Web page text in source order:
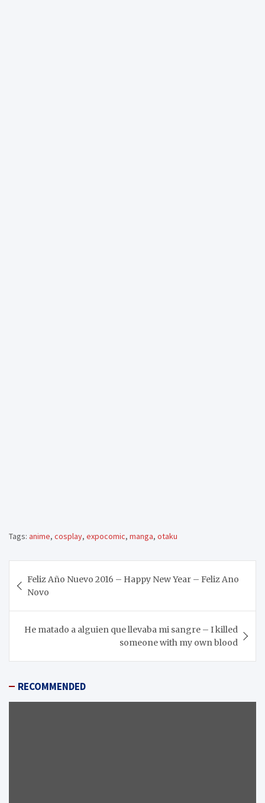
Tags: anime, cosplay, expocomic, manga, otaku
de
entradas
Feliz Año Nuevo 2016 – Happy New Year – Feliz Ano
Novo
He matado a alguien que llevaba mi sangre – I killed
someone with my own blood
RECOMMENDED